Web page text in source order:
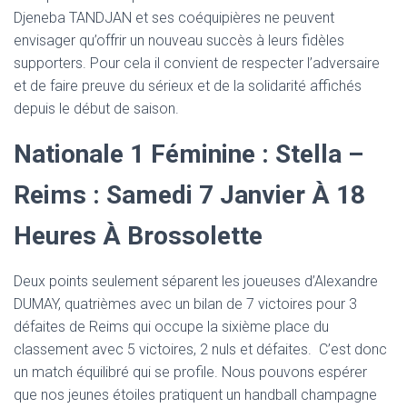
Djeneba TANDJAN et ses coéquipières ne peuvent
envisager qu’offrir un nouveau succès à leurs fidèles
supporters. Pour cela il convient de respecter l’adversaire
et de faire preuve du sérieux et de la solidarité affichés
depuis le début de saison.
Nationale 1 Féminine : Stella –
Reims : Samedi 7 Janvier À 18
Heures À Brossolette
Deux points seulement séparent les joueuses d’Alexandre
DUMAY, quatrièmes avec un bilan de 7 victoires pour 3
défaites de Reims qui occupe la sixième place du
classement avec 5 victoires, 2 nuls et défaites. C’est donc
un match équilibré qui se profile. Nous pouvons espérer
que nos jeunes étoiles pratiquent un handball champagne